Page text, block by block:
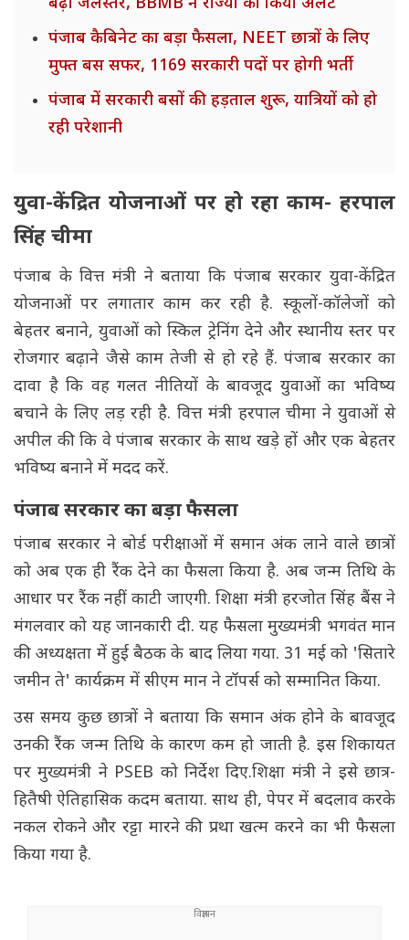
बढ़ा जलस्तर, BBMB ने राज्यों को किया अलर्ट
पंजाब कैबिनेट का बड़ा फैसला, NEET छात्रों के लिए
मुफ्त बस सफर, 1169 सरकारी पदों पर होगी भर्ती
पंजाब में सरकारी बसों की हड़ताल शुरू, यात्रियों को हो
रही परेशानी
युवा-केंद्रित योजनाओं पर हो रहा काम- हरपाल
सिंह चीमा
पंजाब के वित्त मंत्री ने बताया कि पंजाब सरकार युवा-केंद्रित
योजनाओं पर लगातार काम कर रही है. स्कूलों-कॉलेजों को
बेहतर बनाने, युवाओं को स्किल ट्रेनिंग देने और स्थानीय स्तर पर
रोजगार बढ़ाने जैसे काम तेजी से हो रहे हैं. पंजाब सरकार का
दावा है कि वह गलत नीतियों के बावजूद युवाओं का भविष्य
बचाने के लिए लड़ रही है. वित्त मंत्री हरपाल चीमा ने युवाओं से
अपील की कि वे पंजाब सरकार के साथ खड़े हों और एक बेहतर
भविष्य बनाने में मदद करें.
पंजाब सरकार का बड़ा फैसला
पंजाब सरकार ने बोर्ड परीक्षाओं में समान अंक लाने वाले छात्रों
को अब एक ही रैंक देने का फैसला किया है. अब जन्म तिथि के
आधार पर रैंक नहीं काटी जाएगी. शिक्षा मंत्री हरजोत सिंह बैंस ने
मंगलवार को यह जानकारी दी. यह फैसला मुख्यमंत्री भगवंत मान
की अध्यक्षता में हुई बैठक के बाद लिया गया. 31 मई को 'सितारे
जमीन ते' कार्यक्रम में सीएम मान ने टॉपर्स को सम्मानित किया.
उस समय कुछ छात्रों ने बताया कि समान अंक होने के बावजूद
उनकी रैंक जन्म तिथि के कारण कम हो जाती है. इस शिकायत
पर मुख्यमंत्री ने PSEB को निर्देश दिए.शिक्षा मंत्री ने इसे छात्र-
हितैषी ऐतिहासिक कदम बताया. साथ ही, पेपर में बदलाव करके
नकल रोकने और रट्टा मारने की प्रथा खत्म करने का भी फैसला
किया गया है.